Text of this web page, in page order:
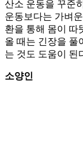
산소 운동을 꾸준
운동보다는 가벼
환을 통해 몸이 따
올 때는 긴장을 풀
는 것도 도움이 된
소양인